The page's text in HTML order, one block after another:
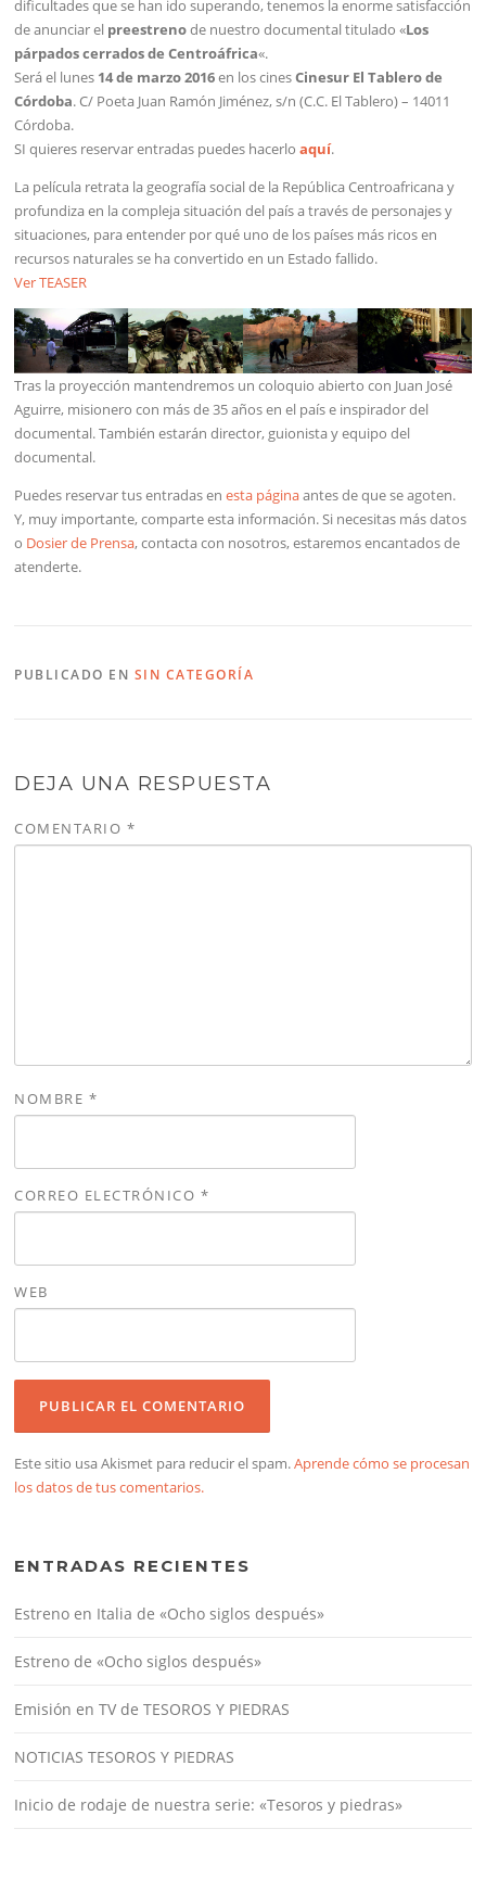
dificultades que se han ido superando, tenemos la enorme satisfacción
de anunciar el preestrenode nuestro documental titulado «Los
párpados cerrados de Centroáfrica«.
Será el lunes 14 de marzo 2016en los cinesCinesur El Tablero de
Córdoba. C/ Poeta Juan Ramón Jiménez, s/n (C.C. El Tablero) – 14011
Córdoba.
SI quieres reservar entradas puedes hacerloaquí.
La película retrata la geografía social de la República Centroafricana y
profundiza en la compleja situación del país a través de personajes y
situaciones, para entender por qué uno de los países más ricos en
recursos naturales se ha convertido en un Estado fallido.
Ver TEASER
Tras la proyección mantendremos un coloquio abierto con Juan José
Aguirre, misionero con más de 35 años en el país e inspirador del
documental. También estarán director, guionista y equipo del
documental.
Puedes reservar tus entradas enesta páginaantes de que se agoten.
Y, muy importante, comparte esta información. Si necesitas más datos
o Dosier de Prensa, contacta con nosotros, estaremos encantados de
atenderte.
PUBLICADO EN SIN CATEGORÍA
DEJA UNA RESPUESTA
COMENTARIO *
NOMBRE *
CORREO ELECTRÓNICO *
WEB
Este sitio usa Akismet para reducir el spam.Aprende cómo se procesan
los datos de tus comentarios.
ENTRADAS RECIENTES
Estreno en Italia de «Ocho siglos después»
Estreno de «Ocho siglos después»
Emisión en TV de TESOROS Y PIEDRAS
NOTICIAS TESOROS Y PIEDRAS
Inicio de rodaje de nuestra serie: «Tesoros y piedras»